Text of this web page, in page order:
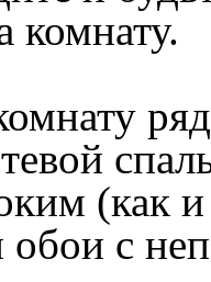
комнату.
(как
с